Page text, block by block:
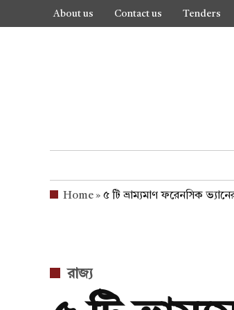
About us Contact us Tenders
Home» ৫ টি ভ্রাম্যমাণ ফরেনসিক
POSTED
রাজ্য